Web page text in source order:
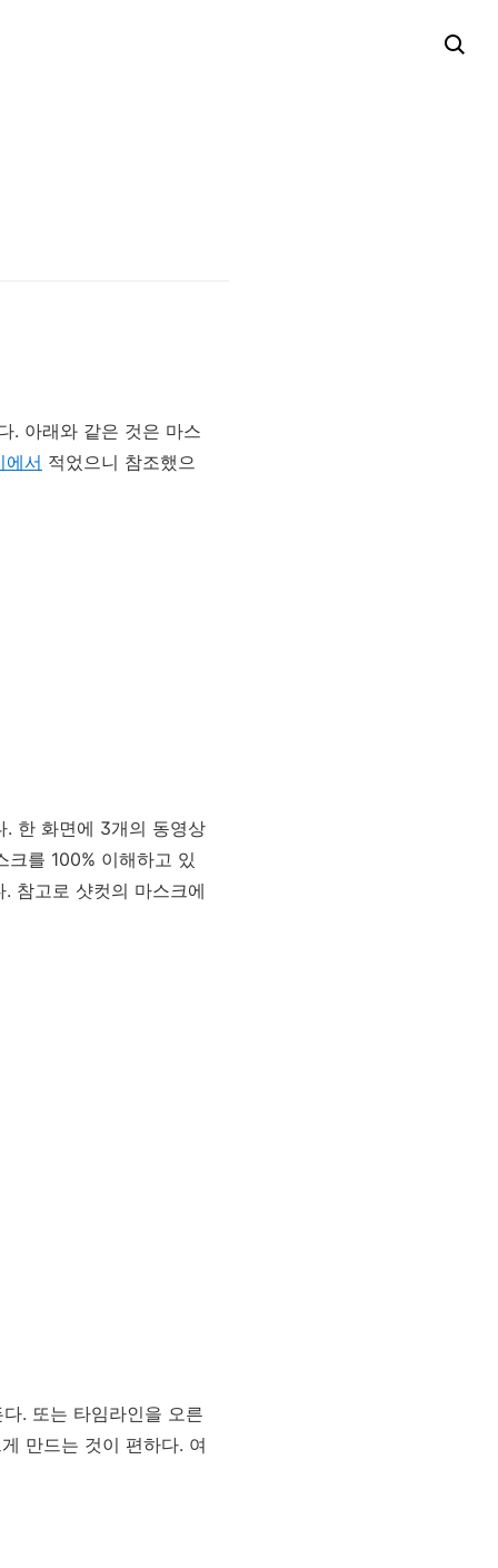
. 아래와 같은 것은 마스
에서 적었으니 참조했으
. 한 화면에 3개의 동영상
를 100% 이해하고 있
참고로 샷컷의 마스크에
. 또는 타임라인을 오른
만드는 것이 편하다. 여